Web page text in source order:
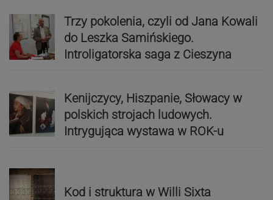
Trzy pokolenia, czyli od Jana Kowali
do Leszka Samińskiego.
Introligatorska saga z Cieszyna
Kenijczycy, Hiszpanie, Słowacy w
polskich strojach ludowych.
Intrygująca wystawa w ROK-u
Kod i struktura w Willi Sixta